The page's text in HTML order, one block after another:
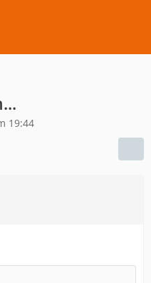
19:44